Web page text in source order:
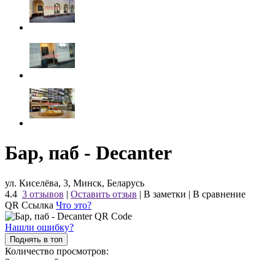
Бар, паб - Decanter
ул. Киселёва, 3, Минск, Беларусь
4.4 3 отзывов | Оставить отзыв | В заметки | В сравнение
QR Ссылка Что это?
Нашли ошибку?
Поднять в топ
Количество просмотров: